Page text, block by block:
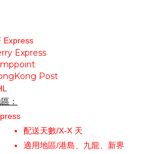
Express
Express
Post
：
配送天數/X-X 天
適用地區/港島、九龍、新界